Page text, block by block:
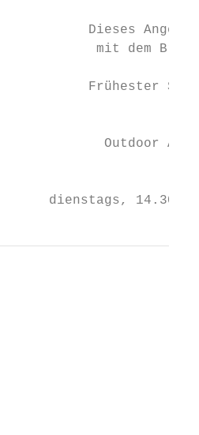
Dieses
mit dem
Frühester
Outdoor
dienstags, 14.30